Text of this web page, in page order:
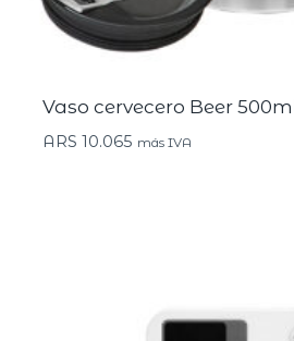
Vaso cervecero Beer
ARS 10.065 más IVA